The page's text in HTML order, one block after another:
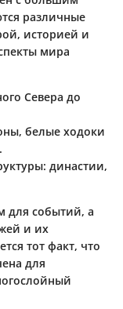
различные
историей и
мира
Севера до
белые ходоки
: династии,
для событий, а
и их
тот факт, что
для